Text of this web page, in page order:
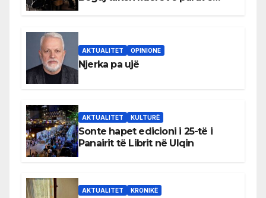
AKTUALITET OPINIONE
Njerka pa ujë
AKTUALITET KULTURË
Sonte hapet edicioni i 25-të i
Panairit të Librit në Ulqin
AKTUALITET KRONIKË